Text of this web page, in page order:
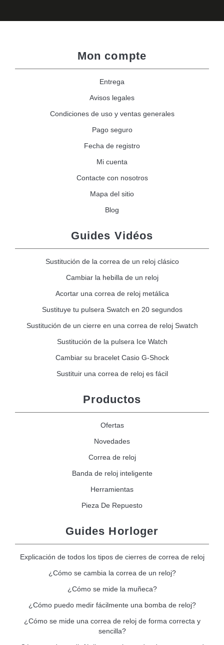
Mon compte
Entrega
Avisos legales
Condiciones de uso y ventas generales
Pago seguro
Fecha de registro
Mi cuenta
Contacte con nosotros
Mapa del sitio
Blog
Guides Vidéos
Sustitución de la correa de un reloj clásico
Cambiar la hebilla de un reloj
Acortar una correa de reloj metálica
Sustituye tu pulsera Swatch en 20 segundos
Sustitución de un cierre en una correa de reloj Swatch
Sustitución de la pulsera Ice Watch
Cambiar su bracelet Casio G-Shock
Sustituir una correa de reloj es fácil
Productos
Ofertas
Novedades
Correa de reloj
Banda de reloj inteligente
Herramientas
Pieza De Repuesto
Guides Horloger
Explicación de todos los tipos de cierres de correa de reloj
¿Cómo se cambia la correa de un reloj?
¿Cómo se mide la muñeca?
¿Cómo puedo medir fácilmente una bomba de reloj?
¿Cómo se mide una correa de reloj de forma correcta y
sencilla?